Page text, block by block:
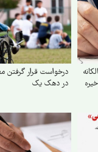
درخواست قرار گرفتن معلولان
در دهک یک